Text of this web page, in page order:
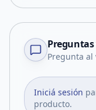
Pregunta
Iniciá sesión
producto.